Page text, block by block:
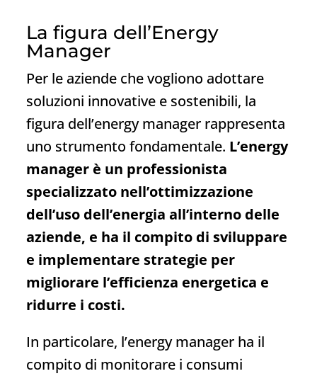
La figura dell’Energy
Manager
Per le aziende che vogliono adottare
soluzioni innovative e sostenibili, la
figura dell’energy manager rappresenta
uno strumento fondamentale. L’energy
manager è un professionista
specializzato nell’ottimizzazione
dell’uso dell’energia all’interno delle
aziende, e ha il compito di sviluppare
e implementare strategie per
migliorare l’efficienza energetica e
ridurre i costi.
In particolare, l’energy manager ha il
compito di monitorare i consumi